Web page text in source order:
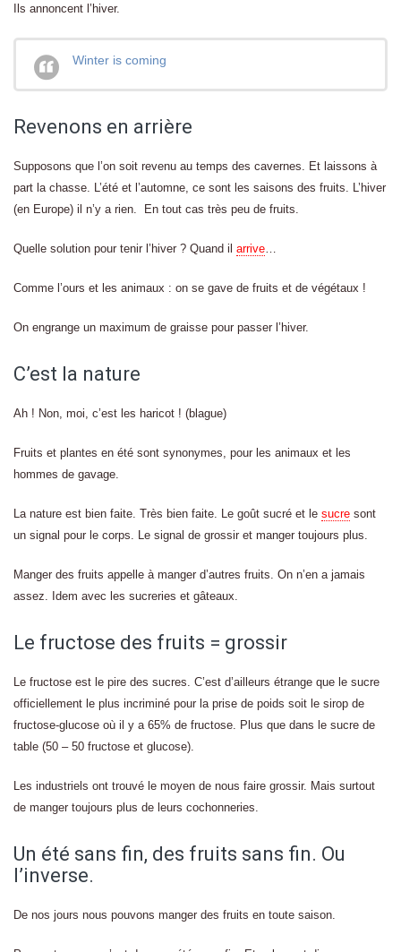
Ils annoncent l’hiver.
Winter is coming
Revenons en arrière
Supposons que l’on soit revenu au temps des cavernes. Et laissons à
part la chasse. L’été et l’automne, ce sont les saisons des fruits. L’hiver
(en Europe) il n’y a rien. En tout cas très peu de fruits.
Quelle solution pour tenir l’hiver ? Quand il arrive
Comme l’ours et les animaux : on se gave de fruits et de végétaux !
On engrange un maximum de graisse pour passer l’hiver.
C’est la nature
Ah ! Non, moi, c’est les haricot ! (blague)
Fruits et plantes en été sont synonymes, pour les animaux et les
hommes de gavage.
La nature est bien faite. Très bien faite. Le goût sucré et le sucre sont
un signal pour le corps. Le signal de grossir et manger toujours plus.
Manger des fruits appelle à manger d’autres fruits. On n’en a jamais
assez. Idem avec les sucreries et gâteaux.
Le fructose des fruits = grossir
Le fructose est le pire des sucres. C’est d’ailleurs étrange que le sucre
officiellement le plus incriminé pour la prise de poids soit le sirop de
fructose-glucose où il y a 65% de fructose. Plus que dans le sucre de
table (50 – 50 fructose et glucose).
Les industriels ont trouvé le moyen de nous faire grossir. Mais surtout
de manger toujours plus de leurs cochonneries.
Un été sans fin, des fruits sans fin. Ou
l’inverse.
De nos jours nous pouvons manger des fruits en toute saison.